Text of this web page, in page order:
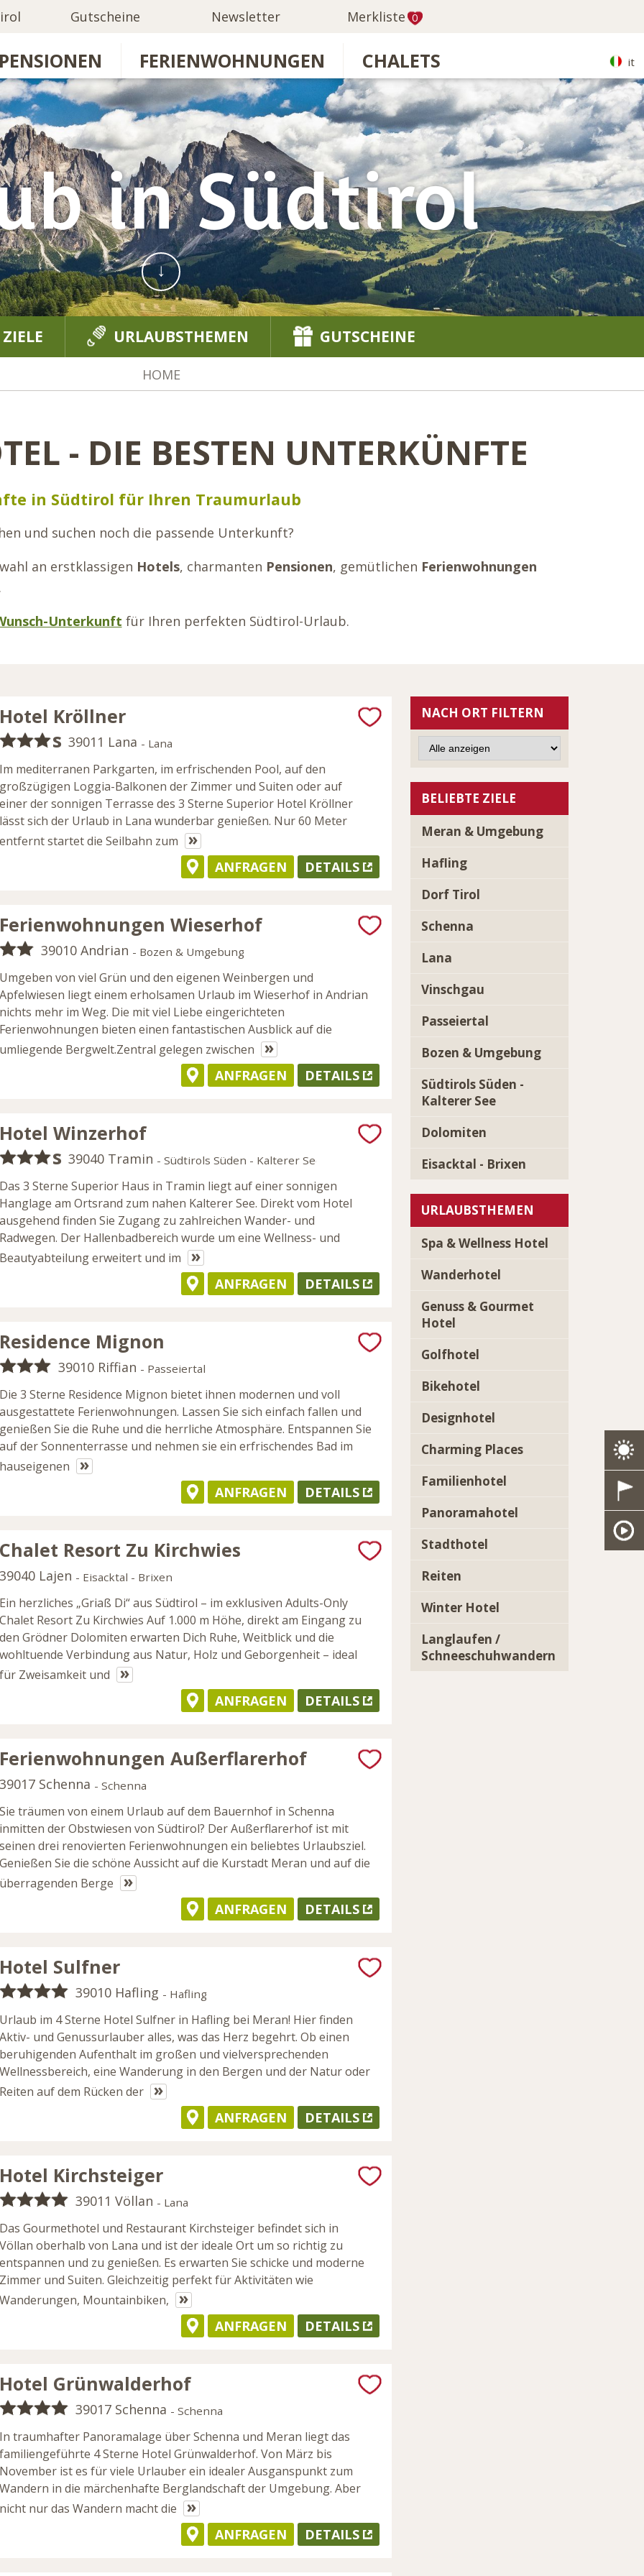
Gutscheine Newsletter Merkliste 0
FERIENWOHNUNGEN CHALETS it
URLAUBSTHEMEN GUTSCHEINE
HOME
- DIE BESTEN UNTERKÜNFTE
in Südtirol für Ihren Traumurlaub
und suchen noch die passende Unterkunft?
an erstklassigen Hotels, charmanten Pensionen, gemütlichen Ferienwohnungen
Unterkunft für Ihren perfekten Südtirol-Urlaub.
Hotel Kröllner
s 39011 Lana - Lana
Im mediterranen Parkgarten, im erfrischenden Pool, auf den
großzügigen Loggia-Balkonen der Zimmer und Suiten oder auf
einer der sonnigen Terrasse des 3 Sterne Superior Hotel Kröllner
lässt sich der Urlaub in Lana wunderbar genießen. Nur 60 Meter
entfernt startet die Seilbahn zum
»
DETAILS
ANFRAGEN
Ferienwohnungen Wieserhof
39010 Andrian - Bozen & Umgebung
Umgeben von viel Grün und den eigenen Weinbergen und
Apfelwiesen liegt einem erholsamen Urlaub im Wieserhof in Andrian
nichts mehr im Weg. Die mit viel Liebe eingerichteten
Ferienwohnungen bieten einen fantastischen Ausblick auf die
umliegende Bergwelt.Zentral gelegen zwischen
»
DETAILS
ANFRAGEN
Hotel Winzerhof
s 39040 Tramin - Südtirols Süden - Kalterer See
Das 3 Sterne Superior Haus in Tramin liegt auf einer sonnigen
Hanglage am Ortsrand zum nahen Kalterer See. Direkt vom Hotel
ausgehend finden Sie Zugang zu zahlreichen Wander- und
Radwegen. Der Hallenbadbereich wurde um eine Wellness- und
Beautyabteilung erweitert und im
»
DETAILS
ANFRAGEN
Residence Mignon
39010 Riffian - Passeiertal
Die 3 Sterne Residence Mignon bietet ihnen modernen und voll
ausgestattete Ferienwohnungen. Lassen Sie sich einfach fallen und
genießen Sie die Ruhe und die herrliche Atmosphäre. Entspannen Sie
auf der Sonnenterrasse und nehmen sie ein erfrischendes Bad im
hauseigenen
»
DETAILS
ANFRAGEN
Chalet Resort Zu Kirchwies
39040 Lajen - Eisacktal - Brixen
Ein herzliches „Griaß Di“ aus Südtirol – im exklusiven Adults-Only
Chalet Resort Zu Kirchwies Auf 1.000 m Höhe, direkt am Eingang zu
den Grödner Dolomiten erwarten Dich Ruhe, Weitblick und die
wohltuende Verbindung aus Natur, Holz und Geborgenheit – ideal
für Zweisamkeit und
»
DETAILS
ANFRAGEN
Ferienwohnungen Außerflarerhof
39017 Schenna - Schenna
Sie träumen von einem Urlaub auf dem Bauernhof in Schenna
inmitten der Obstwiesen von Südtirol? Der Außerflarerhof ist mit
seinen drei renovierten Ferienwohnungen ein beliebtes Urlaubsziel.
Genießen Sie die schöne Aussicht auf die Kurstadt Meran und auf die
überragenden Berge
»
DETAILS
ANFRAGEN
Hotel Sulfner
39010 Hafling - Hafling
Urlaub im 4 Sterne Hotel Sulfner in Hafling bei Meran! Hier finden
Aktiv- und Genussurlauber alles, was das Herz begehrt. Ob einen
beruhigenden Aufenthalt im großen und vielversprechenden
Wellnessbereich, eine Wanderung in den Bergen und der Natur oder
Reiten auf dem Rücken der
»
DETAILS
ANFRAGEN
Hotel Kirchsteiger
39011 Völlan - Lana
Das Gourmethotel und Restaurant Kirchsteiger befindet sich in
Völlan oberhalb von Lana und ist der ideale Ort um so richtig zu
entspannen und zu genießen. Es erwarten Sie schicke und moderne
Zimmer und Suiten. Gleichzeitig perfekt für Aktivitäten wie
Wanderungen, Mountainbiken,
»
DETAILS
ANFRAGEN
Hotel Grünwalderhof
39017 Schenna - Schenna
In traumhafter Panoramalage über Schenna und Meran liegt das
familiengeführte 4 Sterne Hotel Grünwalderhof. Von März bis
November ist es für viele Urlauber ein idealer Ausganspunkt zum
Wandern in die märchenhafte Berglandschaft der Umgebung. Aber
nicht nur das Wandern macht die
»
DETAILS
ANFRAGEN
NACH ORT FILTERN
BELIEBTE ZIELE
Meran & Umgebung
Hafling
Dorf Tirol
Schenna
Lana
Vinschgau
Passeiertal
Bozen & Umgebung
Südtirols Süden -
Kalterer See
Dolomiten
Eisacktal - Brixen
URLAUBSTHEMEN
Spa & Wellness Hotel
Wanderhotel
Genuss & Gourmet
Hotel
Golfhotel
Bikehotel
Designhotel
Charming Places
Familienhotel
Panoramahotel
Stadthotel
Reiten
Winter Hotel
Langlaufen /
Schneeschuhwandern